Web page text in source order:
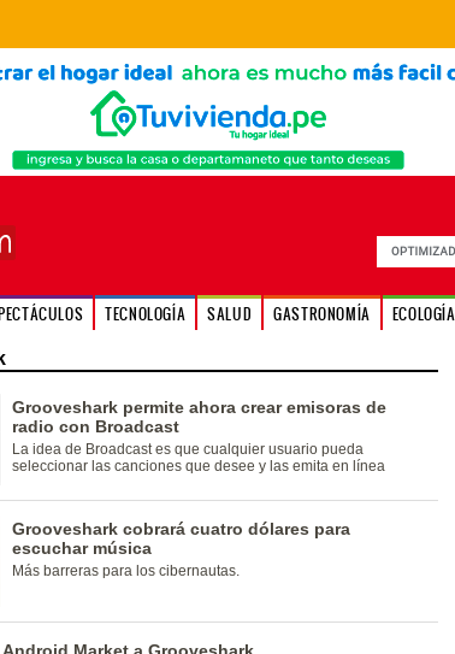
TECNOLOGÍA SALUD GASTRONOMÍA ECOLOGÍA
Grooveshark permite ahora crear emisoras de
radio con Broadcast
La idea de Broadcast es que cualquier usuario pueda
seleccionar las canciones que desee y las emita en línea
Grooveshark cobrará cuatro dólares para
escuchar música
Más barreras para los cibernautas.